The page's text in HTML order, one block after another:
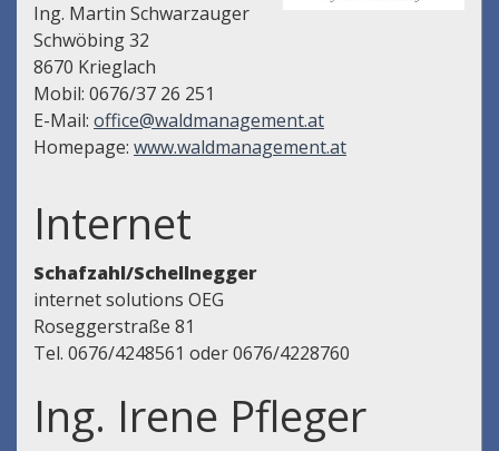
Ing. Martin Schwarzauger
Schwöbing 32
8670 Krieglach
Mobil: 0676/37 26 251
E-Mail: office@waldmanagement.at
Homepage: www.waldmanagement.at
Internet
Schafzahl/Schellnegger
internet solutions OEG
Roseggerstraße 81
Tel. 0676/4248561 oder 0676/4228760
Ing. Irene Pfleger